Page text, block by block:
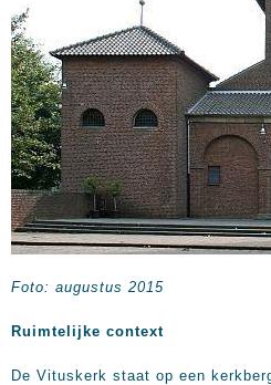
Foto: augustus 2015
Ruimtelijke context
De Vituskerk staat op een